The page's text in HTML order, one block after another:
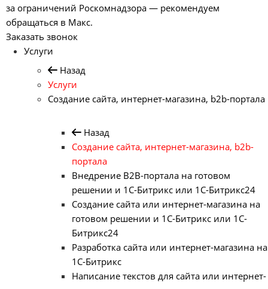
за ограничений Роскомнадзора — рекомендуем
обращаться в Макс.
Заказать звонок
Услуги
Назад
Услуги
Создание сайта, интернет-магазина, b2b-портала
Назад
Создание сайта, интернет-магазина, b2b-
портала
Внедрение B2B-портала на готовом
решении и 1С-Битрикс или 1С-Битрикс24
Создание сайта или интернет-магазина на
готовом решении и 1С-Битрикс или 1С-
Битрикс24
Разработка сайта или интернет-магазина на
1С-Битрикс
Написание текстов для сайта или интернет-